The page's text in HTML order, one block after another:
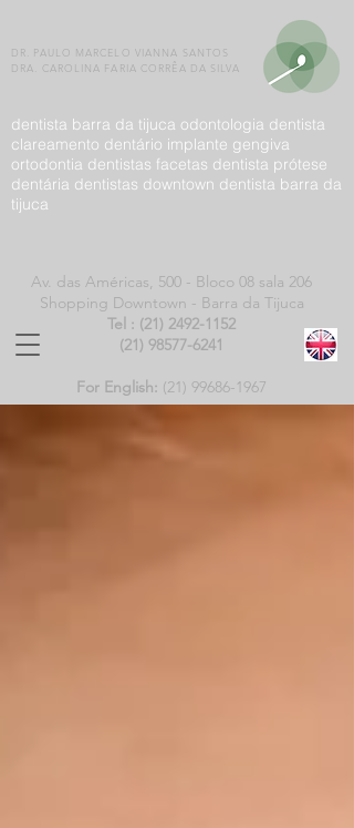
DR. PAULO MARCELO VIANNA SANTOS
DRA. CAROLINA FARIA CORRÊA DA SILVA
Av. das Américas, 500 - Bloco 08 sala 206
Shopping Downtown - Barra da Tijuca
Tel : (21) 2492-1152
(21) 98577-6241
For English: (21) 99686-1967
dentista barra da tijuca odontologia dentista
clareamento dentário implante gengiva
ortodontia dentistas facetas dentista prótese
dentária dentistas downtown dentista barra da
tijuca